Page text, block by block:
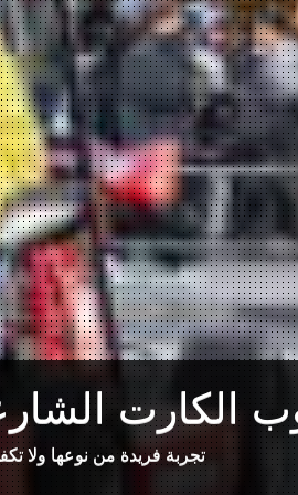
الكارت
تجربة فريدة من نوعها ولا